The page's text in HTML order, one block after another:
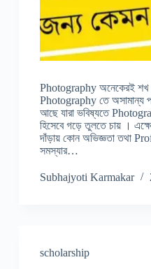
Photography অনেকেরই
Photography তে অসামান্য
আছে যারা ভবিষ্যতে
হিসেবে গড়ে তুলতে চায় ।
দাঁড়ায় কোন অভিজ্ঞতা তথা
সমস্যার…
Subhajyoti Karmakar
scholarship